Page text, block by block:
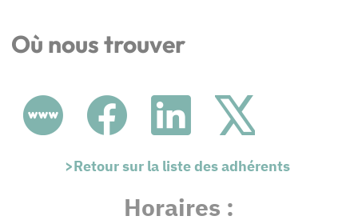
Où nous trouver
>Retour sur la liste des adhérents
Horaires :